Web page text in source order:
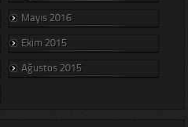
Mayıs 2016
Ekim 2015
Ağustos 2015